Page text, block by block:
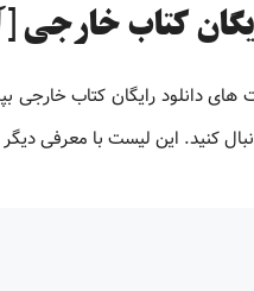
کتاب خارجی
های دانلود رایگان کتاب
کنید. این لیست با معرفی